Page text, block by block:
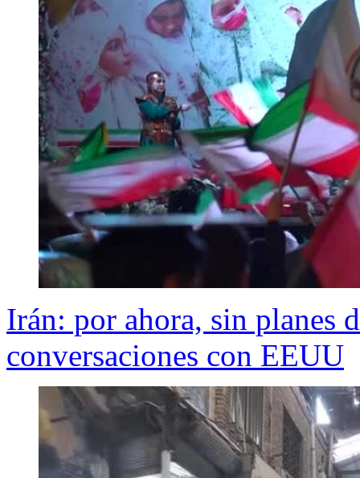
Irán: por ahora, sin planes
conversaciones con EEUU